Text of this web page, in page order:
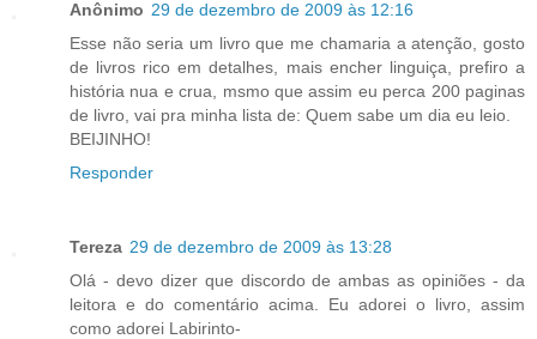
Anônimo 29 de dezembro de 2009 às 12:16
Esse não seria um livro que me chamaria a atenção, gosto
de livros rico em detalhes, mais encher linguiça, prefiro a
história nua e crua, msmo que assim eu perca 200 paginas
de livro, vai pra minha lista de: Quem sabe um dia eu leio.
BEIJINHO!
Responder
Tereza 29 de dezembro de 2009 às 13:28
Olá - devo dizer que discordo de ambas as opiniões - da
leitora e do comentário acima. Eu adorei o livro, assim
como adorei Labirinto-